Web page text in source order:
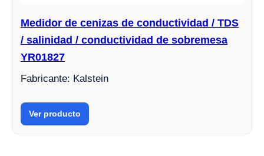
Medidor de cenizas de conductividad / TDS
/ salinidad / conductividad de sobremesa
YR01827
Fabricante: Kalstein
Ver producto